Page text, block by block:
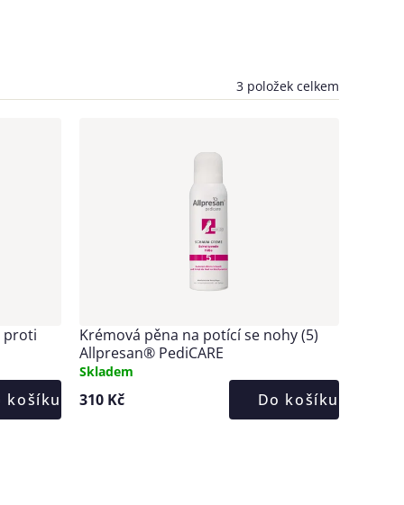
3 položek celkem
proti
košíku
Krémová pěna na potící se nohy (5)
Allpresan® PediCARE
Skladem
310 Kč Do košíku